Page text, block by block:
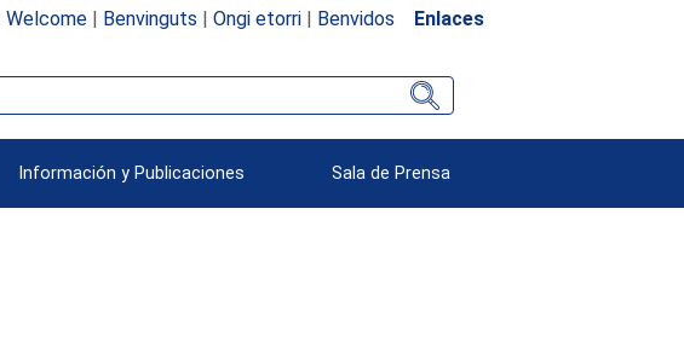
Welcome| Benvinguts | Ongi etorri| Benvidos Enlaces
Información y Publicaciones Sala de Prensa